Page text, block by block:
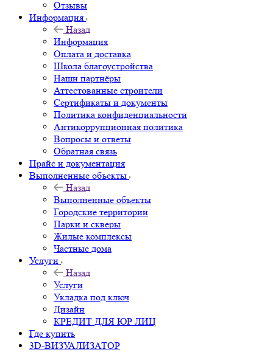
Отзывы
Информация
Назад
Информация
Оплата и доставка
Школа благоустройства
Наши партнёры
Аттестованные строители
Сертификаты и документы
Политика конфиденциальности
Антикоррупционная политика
Вопросы и ответы
Обратная связь
Прайс и документация
Выполненные объекты
Назад
Выполненные объекты
Городские территории
Парки и скверы
Жилые комплексы
Частные дома
Услуги
Назад
Услуги
Укладка под ключ
Дизайн
КРЕДИТ ДЛЯ ЮР ЛИЦ
Где купить
3D-ВИЗУАЛИЗАТОР